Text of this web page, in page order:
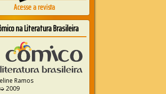
Acesse a revista
na Literatura Brasileira
Ramos
2009